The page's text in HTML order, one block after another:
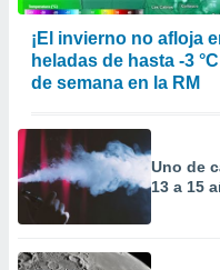
¡El invierno no afloja
heladas de hasta -3
de semana en la RM
Uno de
13 a 15